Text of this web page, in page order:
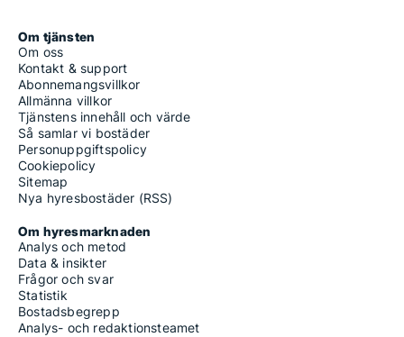
Om tjänsten
Om oss
Kontakt & support
Abonnemangsvillkor
Allmänna villkor
Tjänstens innehåll och värde
Så samlar vi bostäder
Personuppgiftspolicy
Cookiepolicy
Sitemap
Nya hyresbostäder (RSS)
Om hyresmarknaden
Analys och metod
Data & insikter
Frågor och svar
Statistik
Bostadsbegrepp
Analys- och redaktionsteamet